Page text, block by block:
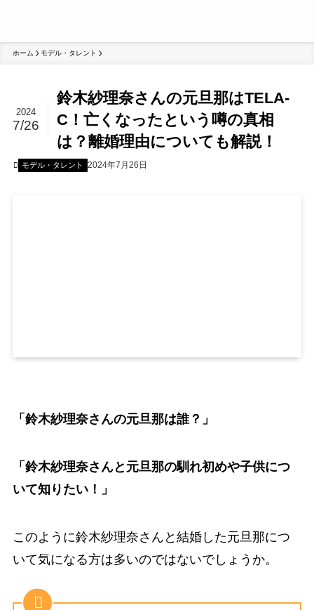
ホーム モデル・タレント
鈴木紗理奈さんの元旦那はTELA-
C！亡くなったという噂の真相
は？離婚理由についても解説！
2024
7/26
モデル・タレント 2024年7月26日
「鈴木紗理奈さんの元旦那は誰？」
「鈴木紗理奈さんと元旦那の馴れ初めや子供につ
いて知りたい！」
このように鈴木紗理奈さんと結婚した元旦那につ
いて気になる方は多いのではないでしょうか。